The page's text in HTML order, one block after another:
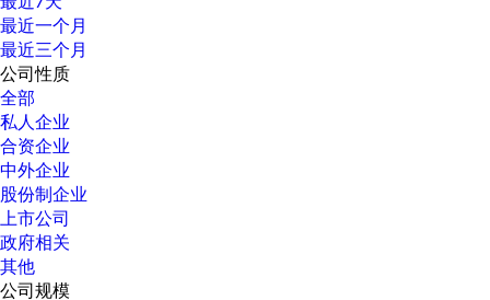
最近一个月
最近三个月
公司性质
全部
私人企业
合资企业
中外企业
股份制企业
上市公司
政府相关
其他
公司规模